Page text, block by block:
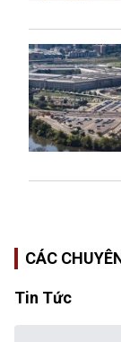
CÁC
Tin Tức